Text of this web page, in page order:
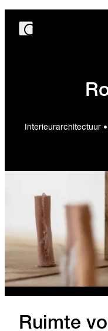
Interieurarchitectuur
Ruimte